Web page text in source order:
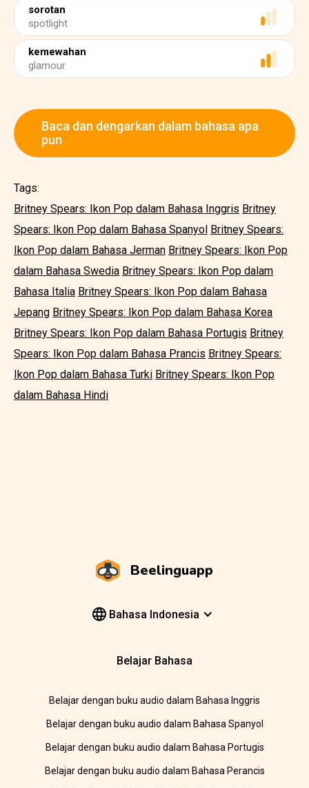
sorotan
spotlight
kemewahan
glamour
Baca dan dengarkan dalam bahasa apa
pun
Tags:
Britney Spears: Ikon Pop dalam Bahasa Inggris Britney
Spears: Ikon Pop dalam Bahasa Spanyol Britney Spears:
Ikon Pop dalam Bahasa Jerman Britney Spears: Ikon Pop
dalam Bahasa Swedia Britney Spears: Ikon Pop dalam
Bahasa Italia Britney Spears: Ikon Pop dalam Bahasa
Jepang Britney Spears: Ikon Pop dalam Bahasa Korea
Britney Spears: Ikon Pop dalam Bahasa Portugis Britney
Spears: Ikon Pop dalam Bahasa Prancis Britney Spears:
Ikon Pop dalam Bahasa Turki Britney Spears: Ikon Pop
dalam Bahasa Hindi
Beelinguapp
Bahasa Indonesia
Belajar Bahasa
Belajar dengan buku audio dalam Bahasa Inggris
Belajar dengan buku audio dalam Bahasa Spanyol
Belajar dengan buku audio dalam Bahasa Portugis
Belajar dengan buku audio dalam Bahasa Perancis